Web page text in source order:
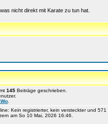
nicht direkt mit Karate zu tun hat.
145 Beiträge geschrieben.
Kein registrierter, kein versteckter und
am So 10 Mai, 2026 16:46.